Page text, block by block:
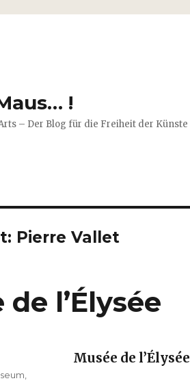
!
– Der Blog für die Freiheit der Künste
Pierre Vallet
de l’Élysée
Musée de l’Élysée